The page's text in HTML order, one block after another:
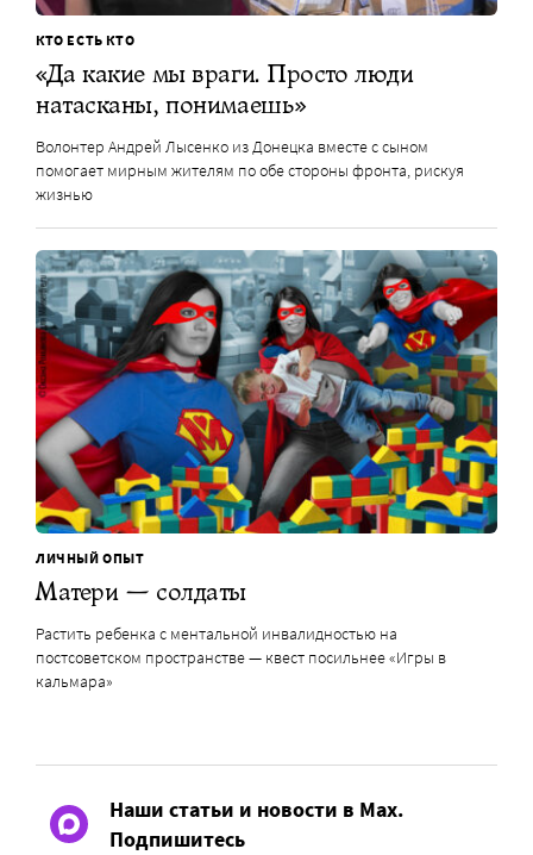
КТО ЕСТЬ КТО
«Да какие мы враги. Просто люди
натасканы, понимаешь»
Волонтер Андрей Лысенко из Донецка вместе с сыном
помогает мирным жителям по обе стороны фронта, рискуя
жизнью
ЛИЧНЫЙ ОПЫТ
Матери — солдаты
Растить ребенка с ментальной инвалидностью на
постсоветском пространстве — квест посильнее «Игры в
кальмара»
Наши статьи и новости в Max.
Подпишитесь